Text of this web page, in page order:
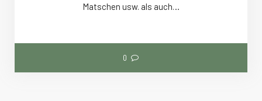
Matschen usw. als auch…
0